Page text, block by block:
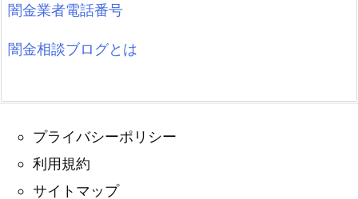
闇金業者電話番号
闇金相談ブログとは
プライバシーポリシー
利用規約
サイトマップ